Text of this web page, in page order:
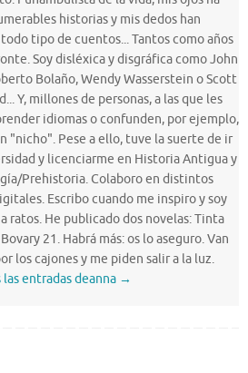
historias y mis dedos han
tipo de cuentos... Tantos como años
Soy disléxica y disgráfica como John
Bolaño, Wendy Wasserstein o Scott
Y, millones de personas, a las que les
idiomas o confunden, por ejemplo,
"nicho". Pese a ello, tuve la suerte de ir
y licenciarme en Historia Antigua y
Prehistoria. Colaboro en distintos
Escribo cuando me inspiro y soy
ratos. He publicado dos novelas: Tinta
21. Habrá más: os lo aseguro. Van
los cajones y me piden salir a la luz.
las entradas deanna →